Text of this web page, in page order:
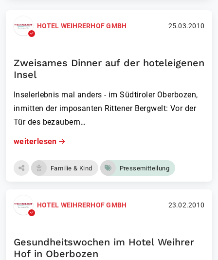
HOTEL WEIHRERHOF GMBH 25.03.2010
Zweisames Dinner auf der hoteleigenen
Insel
Inselerlebnis mal anders - im Südtiroler Oberbozen,
inmitten der imposanten Rittener Bergwelt: Vor der
Tür des bezaubern…
weiterlesen
Familie & Kind Pressemitteilung
HOTEL WEIHRERHOF GMBH 23.02.2010
Gesundheitswochen im Hotel Weihrer
Hof in Oberbozen